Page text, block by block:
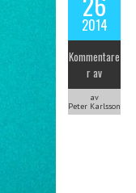
2014
Kommentare
r av
av
Peter Karlsson